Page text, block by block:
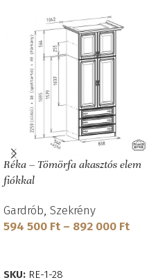
Réka – Tömörfa akasztós elem
fiókkal
Gardrób, Szekrény
594 500 Ft – 892 000 Ft
SKU: RE-1-28